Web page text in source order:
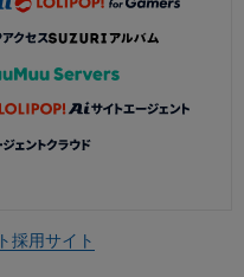
採用サイト